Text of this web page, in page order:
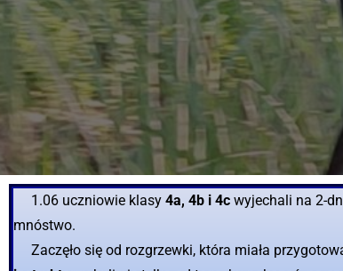
1.06 uczniowie klasy 4a, 4b i 4c wyjechali na 2-
mnóstwo.
Zaczęło się od rozgrzewki, która miała